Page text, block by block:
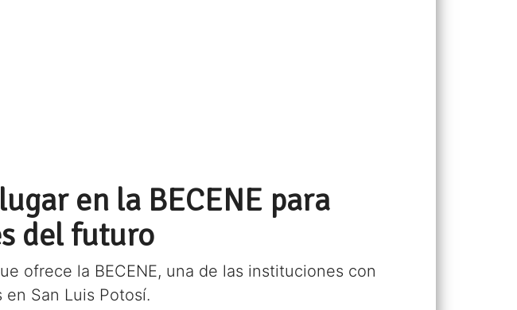
en la BECENE para
del futuro
ofrece la BECENE, una de las instituciones con
San Luis Potosí.